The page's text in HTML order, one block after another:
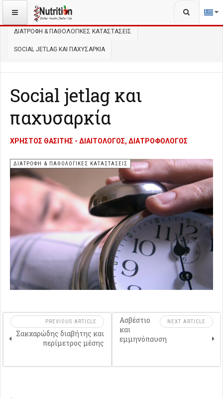
ΒΡΊΣΚΕΣΤΕ ΕΔΏ:
ΔΙΑΤΡΟΦΉ & ΠΑΘΟΛΟΓΙΚΈΣ ΚΑΤΑΣΤΆΣΕΙΣ
SOCIAL JETLAG ΚΑΙ ΠΑΧΥΣΑΡΚΊΑ
Social jetlag και
παχυσαρκία
ΧΡΉΣΤΟΣ ΘΑΣΊΤΗΣ - ΔΙΑΙΤΟΛΌΓΟΣ, ΔΙΑΤΡΟΦΟΛΌΓΟΣ
ΔΙΑΤΡΟΦΉ & ΠΑΘΟΛΟΓΙΚΈΣ ΚΑΤΑΣΤΆΣΕΙΣ
PREVIOUS ARTICLE
Σακχαρώδης διαβήτης και
περίμετρος μέσης
NEXT ARTICLE
Ασβέστιο
και
εμμηνόπαυση